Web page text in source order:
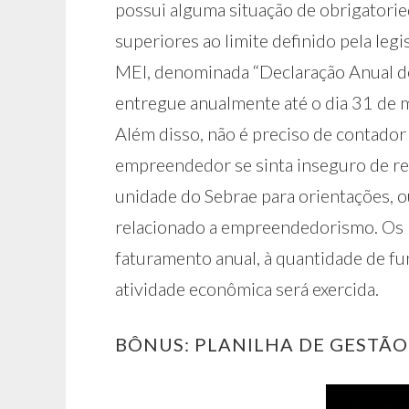
possui alguma situação de
superiores ao limite definido pela
MEI, denominada “Declaração Anual
entregue anualmente até o dia 31 de
Além disso, não é preciso de
empreendedor se sinta inseguro de
unidade do Sebrae para
relacionado a empreendedorismo.
faturamento anual, à quantidade de
atividade econômica será exercida.
BÔNUS: PLANILHA DE